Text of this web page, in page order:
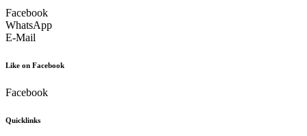
Facebook
WhatsApp
E-Mail
Like on Facebook
Facebook
Quicklinks